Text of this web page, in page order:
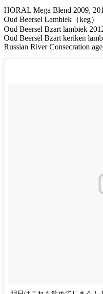
HORAL Mega Blend 2009,
Oud Beersel Lambiek（keg）
Oud Beersel Bzart lambiek
Oud Beersel Bzart keriken
Russian River Consecration